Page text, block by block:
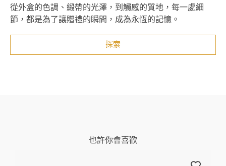
從外盒的色調、緞帶的光澤，到觸感的質地，每一處細
節，都是為了讓贈禮的瞬間，成為永恆的記憶。
探索
也許你會喜歡